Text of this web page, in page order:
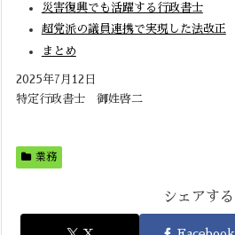
災害復興でも活躍する行政書士
超党派の議員連携で実現した法改正
まとめ
2025年7月12日
特定行政書士 御姓啓二
業務
シェアする